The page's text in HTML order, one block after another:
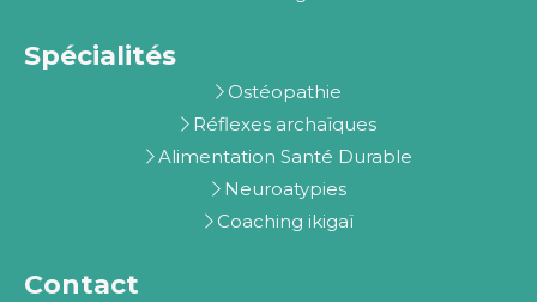
Spécialités
Ostéopathie
Réflexes archaïques
Alimentation Santé Durable
Neuroatypies
Coaching ikigaï
Contact